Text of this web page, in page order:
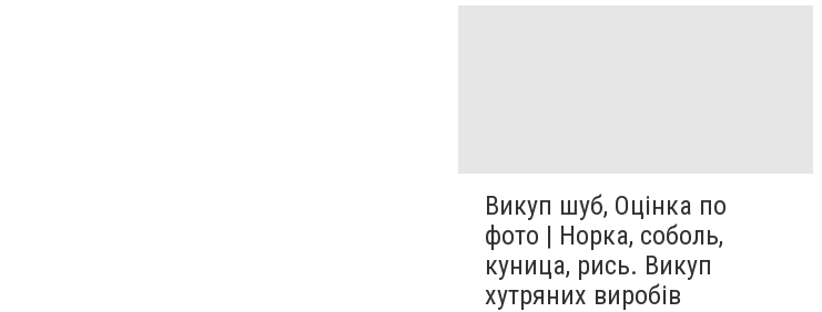
Викуп шуб, Оцінка по
фото | Норка, соболь,
куница, рись. Викуп
хутряних виробів